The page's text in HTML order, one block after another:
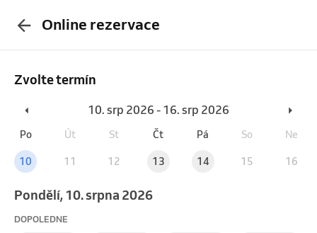
Online rezervace
Zvolte termín
10. srp 2026 - 16. srp 2026
Po Út St Čt Pá So Ne
10 11 12 13 14 15 16
pondělí, 10. srpna 2026
DOPOLEDNE